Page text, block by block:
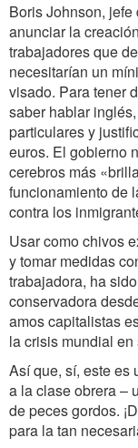
Boris Johnson,
anunciar la
trabajadores que
necesitarían un
visado. Para tener
saber hablar
particulares y
euros. El gobierno
cerebros más
funcionamiento de
contra los
Usar como chivos
y tomar medidas
trabajadora, ha
conservadora
amos capitalistas
la crisis mundial
Así que, sí, este es
a la clase obrera –
de peces gordos.
para la tan